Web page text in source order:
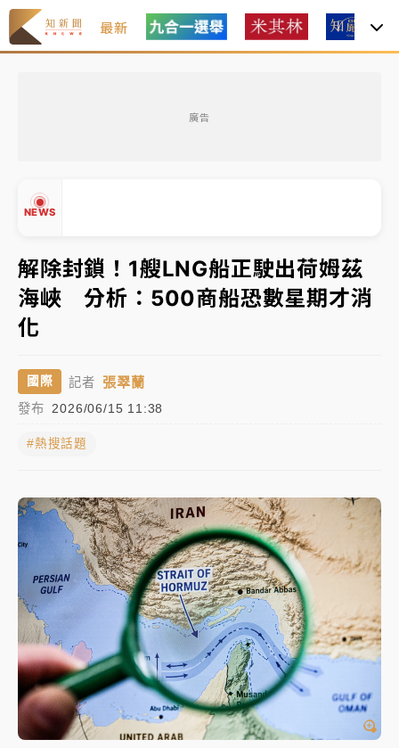
最新
廣告
NEWS
中信慈善基金會想增加董事人數！辜仲諒向法院聲請遭
駁 理由曝光
故宮《龍藏經》特展第2檔！今線上預約開賣一度塞車
周六起展出延長至晚上7時
台東農業處長涉圖利渡假村！東檢抗告成功 今重開羈
押庭
父親節泡湯了！中颱白海豚雨彈轟3天 「紅到發紫」降
雨熱區曝
女律師陳昱瑄詐慈濟10億！黃金158kg遭查扣畫面曝光
旅局回應了
中信慈善基金會想增加董事人數！辜仲諒向法院聲請遭
駁 理由曝光
故宮《龍藏經》特展第2檔！今線上預約開賣一度塞車
周六起展出延長至晚上7時
台東農業處長涉圖利渡假村！東檢抗告成功 今重開羈
押庭
父親節泡湯了！中颱白海豚雨彈轟3天 「紅到發紫」降
雨熱區曝
▼
解除封鎖！1艘LNG船正駛出荷姆茲
海峽 分析：500商船恐數星期才消
化
國際 記者 張翠蘭
發布 2026/06/15 11:38
#熱搜話題